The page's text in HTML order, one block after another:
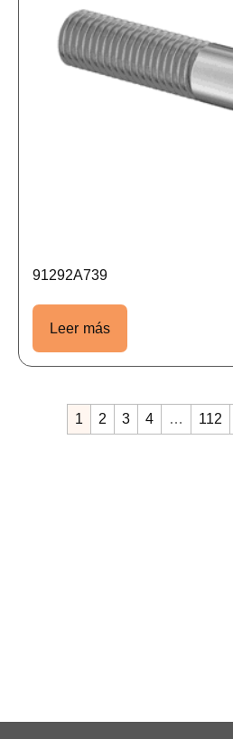
91292A739
Leer más
1 2 3 4 … 112